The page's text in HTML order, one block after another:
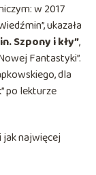
w 2017
ukazała
Szpony i kły”,
Fantastyki”.
dla
po lekturze
jak najwięcej